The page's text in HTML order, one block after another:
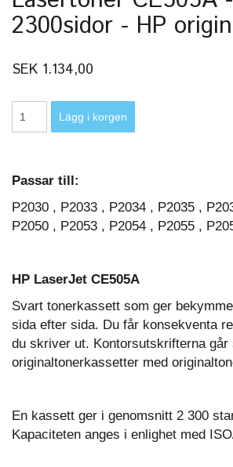
2300sidor - HP
SEK 1.134,00
Passar till:
P2030 , P2033 , P2034 , P2035 ,
P2050 , P2053 , P2054 , P2055 ,
HP LaserJet CE505A
Svart tonerkassett som ger
sida efter sida. Du får konsekventa
du skriver ut. Kontorsutskrifterna går
originaltonerkassetter med
En kassett ger i genomsnitt 2 300
Kapaciteten anges i enlighet med